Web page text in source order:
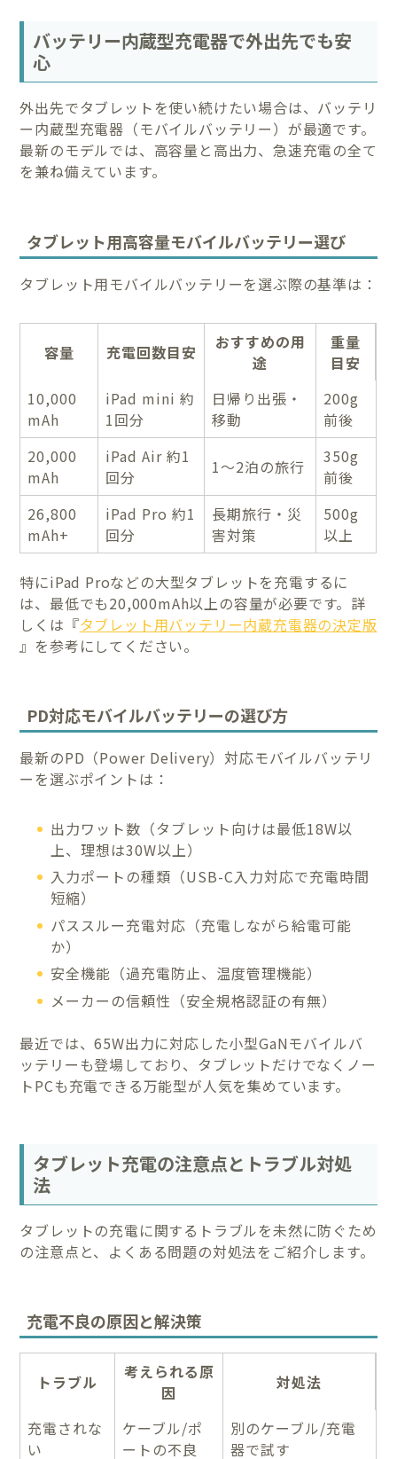
バッテリー内蔵型充電器で外出先でも安
心
外出先でタブレットを使い続けたい場合は、バッテリ
ー内蔵型充電器（モバイルバッテリー）が最適です。
最新のモデルでは、高容量と高出力、急速充電の全て
を兼ね備えています。
タブレット用高容量モバイルバッテリー選び
タブレット用モバイルバッテリーを選ぶ際の基準は：
容量 充電回数目安
おすすめの用
途
重量
目安
10,000
mAh
iPad mini 約
1回分
日帰り出張・
移動
200g
前後
20,000
mAh
iPad Air 約1
回分
1〜2泊の旅行
350g
前後
26,800
mAh+
iPad Pro 約1
回分
長期旅行・災
害対策
500g
以上
特にiPad Proなどの大型タブレットを充電するに
は、最低でも20,000mAh以上の容量が必要です。詳
しくは『タブレット用バッテリー内蔵充電器の決定版
』を参考にしてください。
PD対応モバイルバッテリーの選び方
最新のPD（Power Delivery）対応モバイルバッテリ
ーを選ぶポイントは：
出力ワット数（タブレット向けは最低18W以
上、理想は30W以上）
入力ポートの種類（USB-C入力対応で充電時間
短縮）
パススルー充電対応（充電しながら給電可能
か）
安全機能（過充電防止、温度管理機能）
メーカーの信頼性（安全規格認証の有無）
最近では、65W出力に対応した小型GaNモバイルバ
ッテリーも登場しており、タブレットだけでなくノー
トPCも充電できる万能型が人気を集めています。
タブレット充電の注意点とトラブル対処
法
タブレットの充電に関するトラブルを未然に防ぐため
の注意点と、よくある問題の対処法をご紹介します。
充電不良の原因と解決策
トラブル
考えられる原
因
対処法
充電されな
い
ケーブル/ポ
ートの不良
別のケーブル/充電
器で試す